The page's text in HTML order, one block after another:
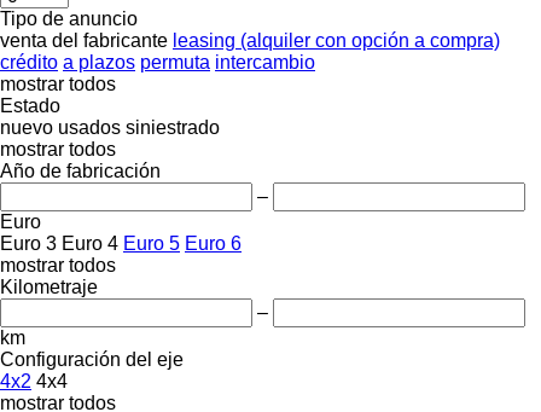
Tipo de anuncio
venta del fabricante leasing (alquiler con opción a compra)
crédito a plazos permuta intercambio
mostrar todos
Estado
nuevo usados siniestrado
mostrar todos
Año de fabricación
–
Euro
Euro 3 Euro 4 Euro 5 Euro 6
mostrar todos
Kilometraje
–
km
Configuración del eje
4x2 4x4
mostrar todos